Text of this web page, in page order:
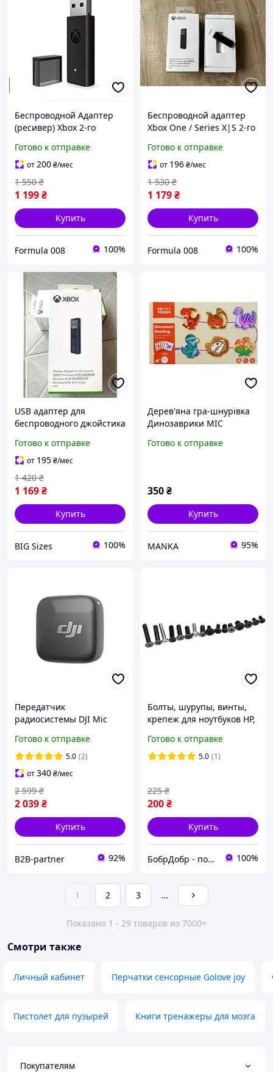
Беспроводной Адаптер
(ресивер) Xbox 2-го
10 / 11
Готово к отправке
от200₴/мес
1 199₴
1 550 ₴
Купить
Formula 008 100%
Беспроводной адаптер
Xbox One / Series X|S 2-го
10/11, ресивер USB для
геймпадов Xbox
Готово к отправке
от 196₴/мес
1 179₴
1 530 ₴
Купить
Formula 008 100%
USB адаптер для
беспроводного джойстика
ресивер для ПК Windows
Готово к отправке
от 195₴/мес
1 169₴
1 420 ₴
Купить
BIG Sizes 100%
Дерев'яна гра-шнурівка
Динозаврики MIC
Готово к отправке
350₴
Купить
MANKA 95%
Передатчик
радиосистемы DJI Mic
(CP.RN.00000431.01)
Готово к отправке
5.0 (2)
от340₴/мес
2 039₴
2 599 ₴
Купить
B2B-partner 92%
Болты, шурупы, винты,
крепеж для ноутбуков HP,
Готово к отправке
5.0 (1)
200₴
225 ₴
Купить
БобрДобр - полезные и интересные товары для вашей жизни 100%
1 2 3 ...
Показано 1 - 29 товаров из 7000+
Смотри также
Личный кабинет Перчатки сенсорные Golove joy
Пистолет для пузырей Книги тренажеры для мозга
Покупателям